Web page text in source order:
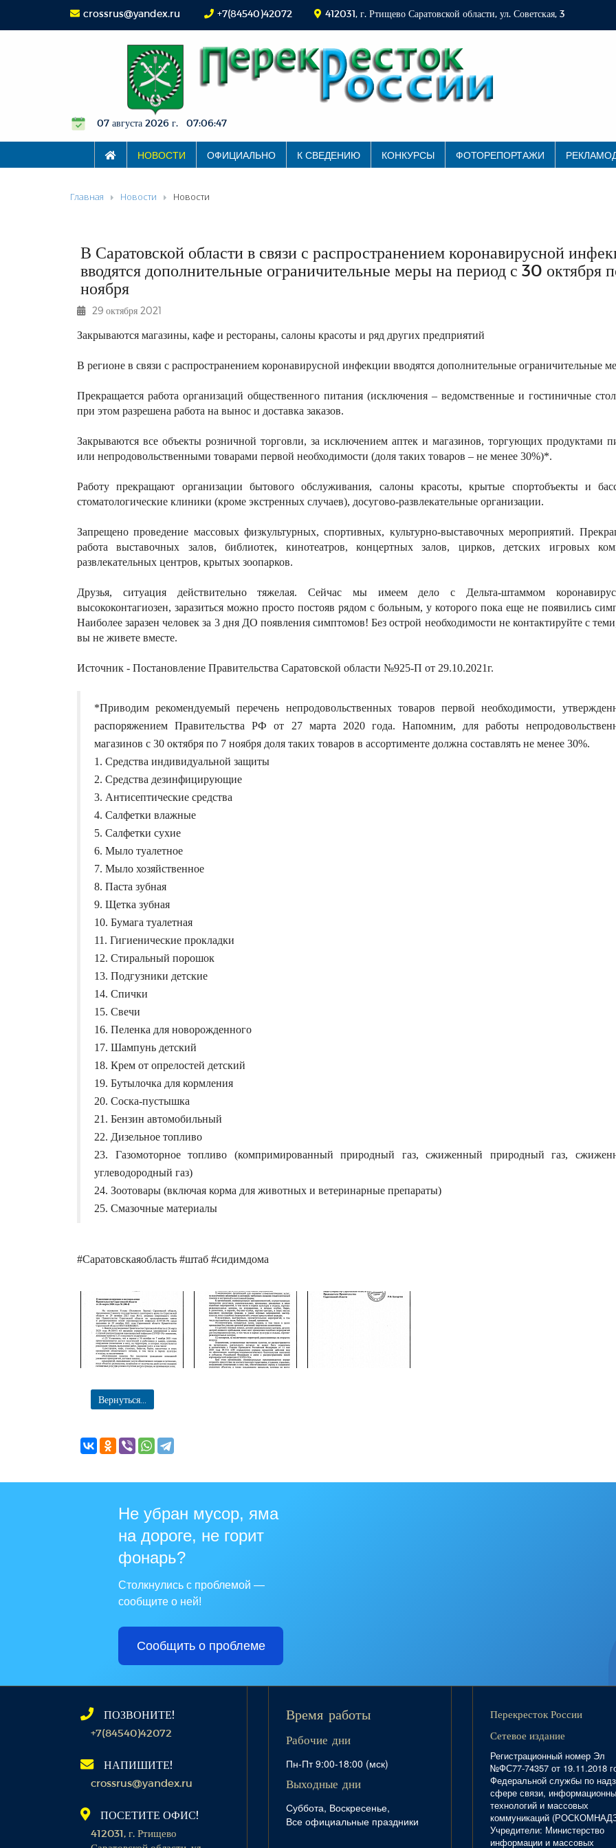
crossrus@yandex.ru +7(84540)42072 412031, г. Ртищево Саратовской области, ул. Советская, 3
07 августа 2026 г. 07:06:48
НОВОСТИ ОФИЦИАЛЬНО К СВЕДЕНИЮ КОНКУРСЫ ФОТОРЕПОРТАЖИ
Главная Новости Новости
В Саратовской области в связи с распространением коронавирусной
вводятся дополнительные ограничительные меры на период с 30 октября
ноября
29 октября 2021
Закрываются магазины, кафе и рестораны, салоны красоты и ряд других предприятий
В регионе в связи с распространением коронавирусной инфекции вводятся дополнительные ограничительные
Прекращается работа организаций общественного питания (исключения – ведомственные и гостиничные
при этом разрешена работа на вынос и доставка заказов.
Закрываются все объекты розничной торговли, за исключением аптек и магазинов, торгующих продуктами
или непродовольственными товарами первой необходимости (доля таких товаров – не менее 30%)*.
Работу прекращают организации бытового обслуживания, салоны красоты, крытые спортобъекты и
стоматологические клиники (кроме экстренных случаев), досугово-развлекательные организации.
Запрещено проведение массовых физкультурных, спортивных, культурно-выставочных мероприятий.
работа выставочных залов, библиотек, кинотеатров, концертных залов, цирков, детских игровых
развлекательных центров, крытых зоопарков.
Друзья, ситуация действительно тяжелая. Сейчас мы имеем дело с Дельта-штаммом
высококонтагиозен, заразиться можно просто постояв рядом с больным, у которого пока еще не появились
Наиболее заразен человек за 3 дня ДО появления симптомов! Без острой необходимости не контактируйте с
вы не живете вместе.
Источник - Постановление Правительства Саратовской области №925-П от 29.10.2021г.
*Приводим рекомендуемый перечень непродовольственных товаров первой необходимости,
распоряжением Правительства РФ от 27 марта 2020 года. Напомним, для работы
магазинов с 30 октября по 7 ноября доля таких товаров в ассортименте должна составлять не менее 30%.
1. Средства индивидуальной защиты
2. Средства дезинфицирующие
3. Антисептические средства
4. Салфетки влажные
5. Салфетки сухие
6. Мыло туалетное
7. Мыло хозяйственное
8. Паста зубная
9. Щетка зубная
10. Бумага туалетная
11. Гигиенические прокладки
12. Стиральный порошок
13. Подгузники детские
14. Спички
15. Свечи
16. Пеленка для новорожденного
17. Шампунь детский
18. Крем от опрелостей детский
19. Бутылочка для кормления
20. Соска-пустышка
21. Бензин автомобильный
22. Дизельное топливо
23. Газомоторное топливо (компримированный природный газ, сжиженный природный газ,
углеводородный газ)
24. Зоотовары (включая корма для животных и ветеринарные препараты)
25. Смазочные материалы
#Саратовскаяобласть #штаб #сидимдома
Вернуться...
Не убран мусор, яма
на дороге, не горит
фонарь?
Столкнулись с проблемой —
сообщите о ней!
Сообщить о проблеме
ПОЗВОНИТЕ!
+7(84540)42072
НАПИШИТЕ!
crossrus@yandex.ru
ПОСЕТИТЕ ОФИС!
412031, г. Ртищево
Время работы
Рабочие дни
Пн-Пт 9:00-18:00 (мск)
Выходные дни
Суббота, Воскресенье,
Все официальные праздники
Перекресток России
Сетевое издание
Регистрационный номер Эл
№ФС77-74357 от 19.11.2018
Федеральной службы по
сфере связи,
технологий и массовых
коммуникаций
Учредители: Министерство
информации и массовых